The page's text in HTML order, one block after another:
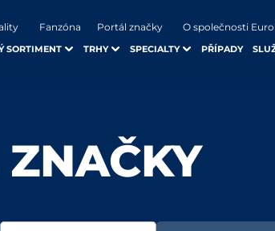
Fanzóna Portál značky O společnosti Eurol
SORTIMENT TRHY SPECIALTY PŘÍPADY